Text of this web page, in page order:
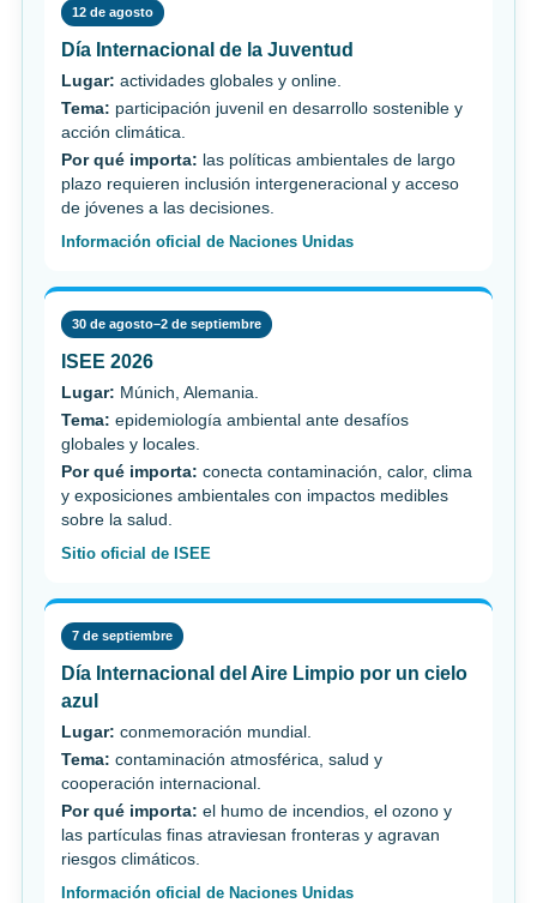
12 de agosto
Día Internacional de la Juventud
Lugar: actividades globales y online.
Tema: participación juvenil en desarrollo sostenible y
acción climática.
Por qué importa: las políticas ambientales de largo
plazo requieren inclusión intergeneracional y acceso
de jóvenes a las decisiones.
Información oficial de Naciones Unidas
30 de agosto–2 de septiembre
ISEE 2026
Lugar: Múnich, Alemania.
Tema: epidemiología ambiental ante desafíos
globales y locales.
Por qué importa: conecta contaminación, calor, clima
y exposiciones ambientales con impactos medibles
sobre la salud.
Sitio oficial de ISEE
7 de septiembre
Día Internacional del Aire Limpio por un cielo
azul
Lugar: conmemoración mundial.
Tema: contaminación atmosférica, salud y
cooperación internacional.
Por qué importa: el humo de incendios, el ozono y
las partículas finas atraviesan fronteras y agravan
riesgos climáticos.
Información oficial de Naciones Unidas